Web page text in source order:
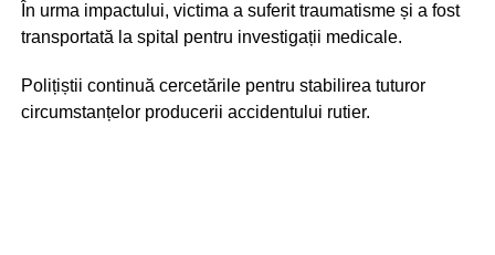
În urma impactului, victima a suferit traumatisme și a fost
transportată la spital pentru investigații medicale.
Polițiștii continuă cercetările pentru stabilirea tuturor
circumstanțelor producerii accidentului rutier.